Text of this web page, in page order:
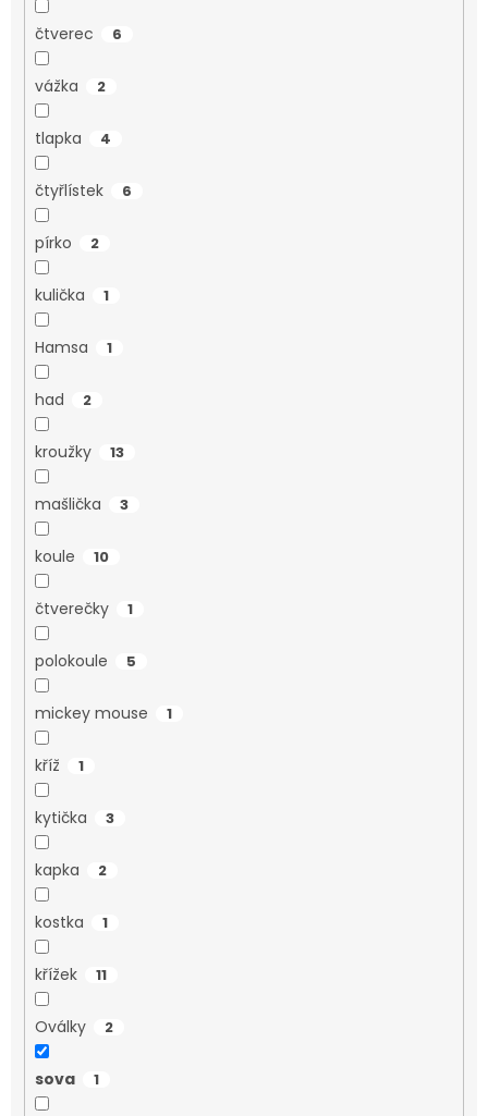
čtverec 6
vážka 2
tlapka 4
čtyřlístek 6
pírko 2
kulička 1
Hamsa 1
had 2
kroužky 13
mašlička 3
koule 10
čtverečky 1
polokoule 5
mickey mouse 1
kříž 1
kytička 3
kapka 2
kostka 1
křížek 11
Oválky 2
sova 1